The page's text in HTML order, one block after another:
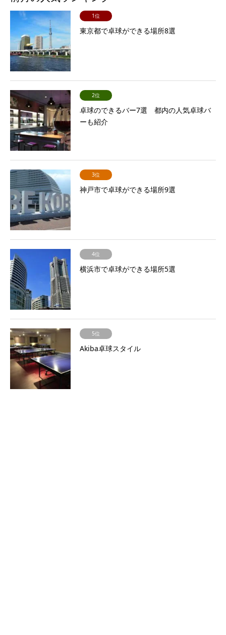
1位
東京都で卓球ができる場所8選
2位
卓球のできるバー7選 都内の人気卓球バ
ーも紹介
3位
神戸市で卓球ができる場所9選
4位
横浜市で卓球ができる場所5選
5位
Akiba卓球スタイル